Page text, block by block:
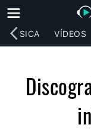
MÚSICA VÍDEOS